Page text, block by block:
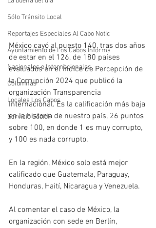
Sólo Tránsito Local
Reportajes Especiales Al Cabo Notic
Ayuntamiento de Los Cabos Informa
Nacionales e Internacionales
Columnas
Locales Los Cabos
Servicio Social
México cayó al puesto 140, tras dos años
de estar en el 126, de 180 países
evaluados en el Índice de Percepción de
la Corrupción 2024 que publicó la
organización Transparencia
Internacional. Es la calificación más baja
en la historia de nuestro país, 26 puntos
sobre 100, en donde 1 es muy corrupto,
y 100 es nada corrupto.
En la región, México solo está mejor
calificado que Guatemala, Paraguay,
Honduras, Haití, Nicaragua y Venezuela.
Al comentar el caso de México, la
organización con sede en Berlín,